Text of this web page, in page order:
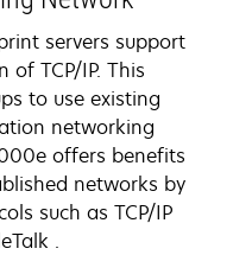
servers support
of TCP/IP. This
to use existing
networking
offers benefits
networks by
such as TCP/IP
.